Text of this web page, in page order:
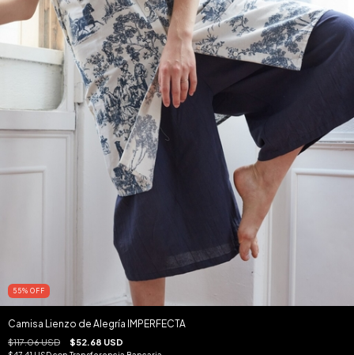
55% OFF
Camisa Lienzo de Alegría IMPERFECTA
$117.06 USD $52.68 USD